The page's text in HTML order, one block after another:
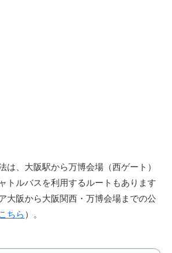
は、大阪駅から万博会場（西ゲート）
トルバスを利用するルートもあります
大阪から大阪関西・万博会場までの公
こちら ）。